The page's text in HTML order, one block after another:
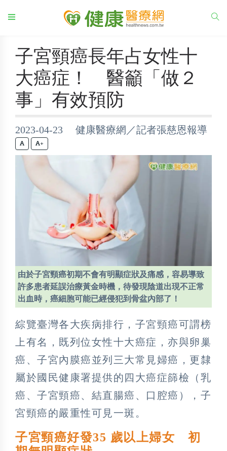
子宮頸癌長年占女性十
大癌症！ 醫籲「做２
事」有效預防
2023-04-23 健康醫療網／記者張慈恩報導
+
由於子宮頸癌初期不會有明顯症狀及痛感，容易導致
許多患者延誤治療黃金時機，待發現陰道出現不正常
出血時，癌細胞可能已經侵犯到骨盆內部了！
綜覽臺灣各大疾病排行，子宮頸癌可謂榜
上有名，既列位女性十大癌症，亦與卵巢
癌、子宮內膜癌並列三大常見婦癌，更隸
屬於國民健康署提供的四大癌症篩檢（乳
癌、子宮頸癌、結直腸癌、口腔癌），子
宮頸癌的嚴重性可見一斑。
子宮頸癌好發35 歲以上婦女 初